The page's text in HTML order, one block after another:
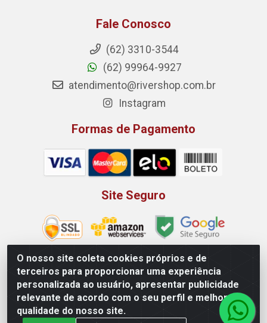
O nosso site coleta cookies próprios e de
terceiros para proporcionar uma experiência
personalizada ao usuário, apresentar publicidade
relevante de acordo com o seu perfil e melhorar a
qualidade do nosso site.
Fale Conosco
(62) 3310-3544
(62) 99964-9927
atendimento@rivershop.com.br
Instagram
Formas de Pagamento
Site Seguro
Rio Vermelho Distribuição de Alimentos LTDA - Rodovia BR,
153, KM 52 N 00 QD 00 LT 16 - Bairro Jardim Eldorado,
Anápolis/GO - CEP 75.045-190 - CNPJ 10.912.900/0002-40